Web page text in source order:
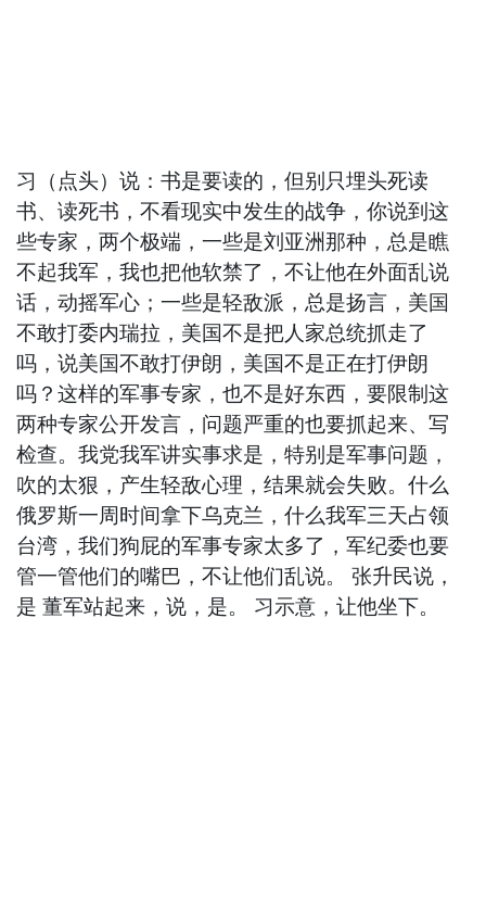
习（点头）说：书是要读的，但别只埋头死读
书、读死书，不看现实中发生的战争，你说到这
些专家，两个极端，一些是刘亚洲那种，总是瞧
不起我军，我也把他软禁了，不让他在外面乱说
话，动摇军心；一些是轻敌派，总是扬言，美国
不敢打委内瑞拉，美国不是把人家总统抓走了
吗，说美国不敢打伊朗，美国不是正在打伊朗
吗？这样的军事专家，也不是好东西，要限制这
两种专家公开发言，问题严重的也要抓起来、写
检查。我党我军讲实事求是，特别是军事问题，
吹的太狠，产生轻敌心理，结果就会失败。什么
俄罗斯一周时间拿下乌克兰，什么我军三天占领
台湾，我们狗屁的军事专家太多了，军纪委也要
管一管他们的嘴巴，不让他们乱说。 张升民说，
是 董军站起来，说，是。 习示意，让他坐下。